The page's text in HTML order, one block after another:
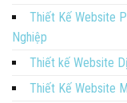
Thiết Kế Website
Nghiệp
Thiết kế Website
Thiết Kế Website